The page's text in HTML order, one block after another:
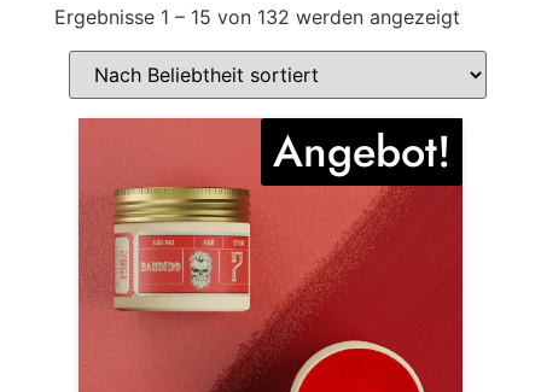
Ergebnisse 1 – 15 von 132 werden angezeigt
Angebot!